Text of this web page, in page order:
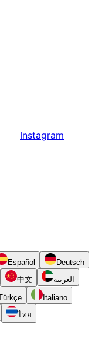
Instagram
Español
Deutsch
中文 العربية
Italiano
ไทย